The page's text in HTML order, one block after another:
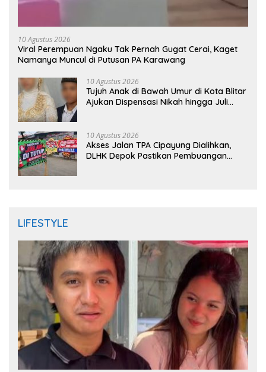
10 Agustus 2026
Viral Perempuan Ngaku Tak Pernah Gugat Cerai, Kaget
Namanya Muncul di Putusan PA Karawang
10 Agustus 2026
Tujuh Anak di Bawah Umur di Kota Blitar
Ajukan Dispensasi Nikah hingga Juli
10 Agustus 2026
Akses Jalan TPA Cipayung Dialihkan,
DLHK Depok Pastikan Pembuangan
LIFESTYLE